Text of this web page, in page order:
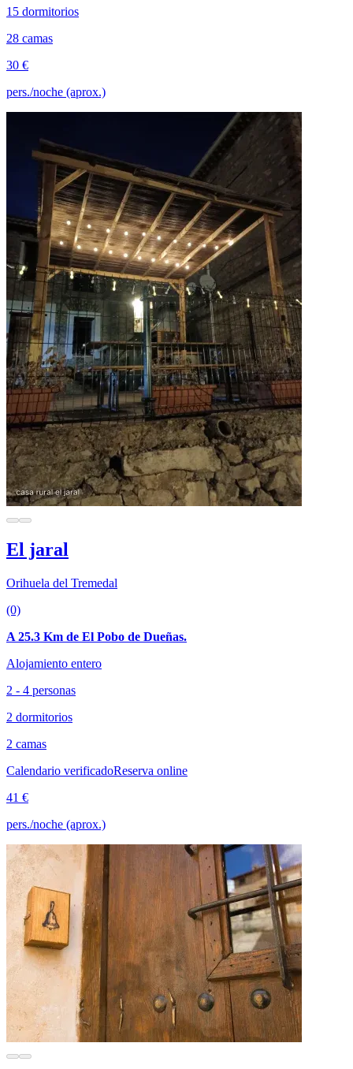
15 dormitorios
28 camas
30 €
pers./noche (aprox.)
El jaral
Orihuela del Tremedal
(0)
A 25.3 Km de El Pobo de Dueñas.
Alojamiento entero
2 - 4 personas
2 dormitorios
2 camas
Calendario verificadoReserva online
41 €
pers./noche (aprox.)